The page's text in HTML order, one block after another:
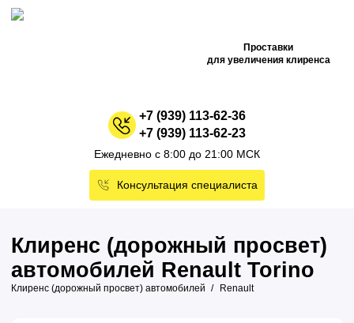
Проставки
для увеличения клиренса
+7 (939) 113-62-36
+7 (939) 113-62-23
Ежедневно с 8:00 до 21:00 МСК
Консультация специалиста
Клиренс (дорожный просвет)
автомобилей Renault Torino
Клиренс (дорожный просвет) автомобилей Renault